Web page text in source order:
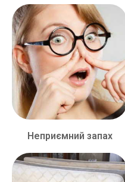
Неприємний запах